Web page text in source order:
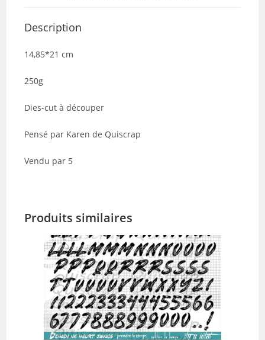
de
-
de
5
Description
14,85*21 cm
250g
Dies-cut à découper
Pensé par Karen de Quiscrap
Vendu par 5
Produits similaires